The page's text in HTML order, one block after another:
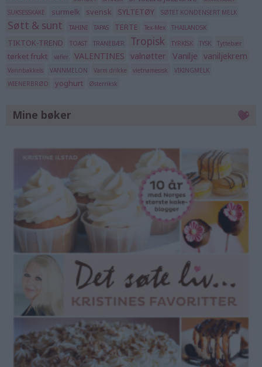
SUKSESSKAKE
surmelk svensk SYLTETØY SØTET KONDENSERT MELK
Søtt & sunt TAHINI TAPAS TERTE Tex-Mex THAILANDSK
TIKTOK-TREND TOAST TRANEBÆR Tropisk TYRKISK TYSK Tyttebær
tørket frukt vafler VALENTINES valnøtter Vanilje vaniljekrem
Vannbakkels VANNMELON Varm drikke vietnamesisk
VIKINGMELK
WIENERBRØD
yoghurt Østerriksk
Mine bøker